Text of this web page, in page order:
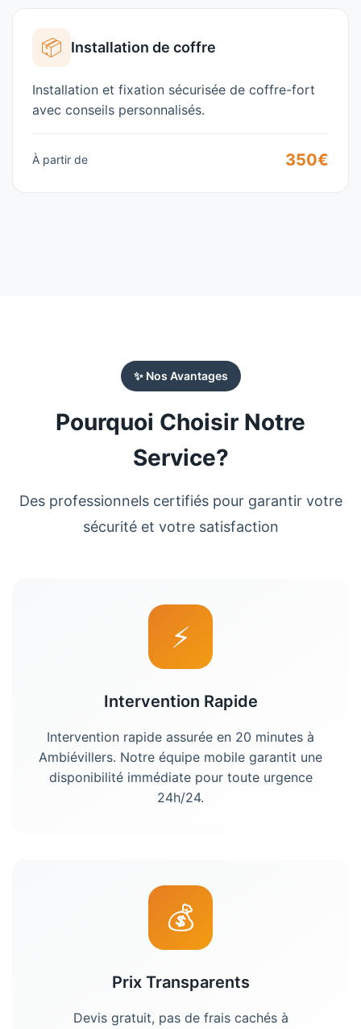
📦 Installation de coffre
Installation et fixation sécurisée de coffre-fort
avec conseils personnalisés.
À partir de 350€
✨ Nos Avantages
Pourquoi Choisir Notre
Service?
Des professionnels certifiés pour garantir votre
sécurité et votre satisfaction
⚡
Intervention Rapide
Intervention rapide assurée en 20 minutes à
Ambiévillers. Notre équipe mobile garantit une
disponibilité immédiate pour toute urgence
24h/24.
💰
Prix Transparents
Devis gratuit, pas de frais cachés à